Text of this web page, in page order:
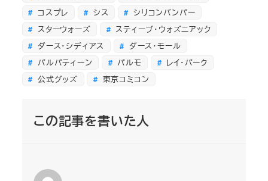
コスプレ
シス
シリコンバンパー
スターウォーズ
スティーブ・ウォズニアック
ダース・シディアス
ダース・モール
パルパティーン
パルモ
レイ・パーク
公式グッズ
東京コミコン
この記事を書いた人